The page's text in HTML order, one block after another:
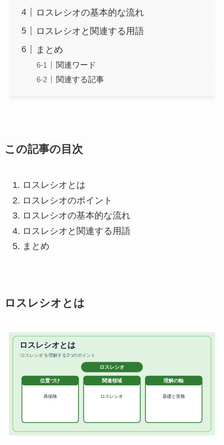
ロスレシオの基本的な流れ
ロスレシオと関連する用語
まとめ
関連ワード
関連する記事
この記事の目次
ロスレシオとは
ロスレシオのポイント
ロスレシオの基本的な流れ
ロスレシオと関連する用語
まとめ
ロスレシオとは